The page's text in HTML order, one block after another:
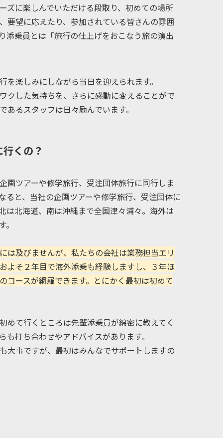
ズに楽しんでいただける段取り、初めての場所
要望に応えたり、参加されている皆さんの雰囲
添乗員とは「旅行の仕上げをおこなう旅の演出
を楽しみにしながら当日を迎えられます。
クした気持ちを、さらに感動に変えることがで
あるスタッフは日々励んでいます。
くの？
画ツアーや修学旅行、受注団体旅行に同行しま
ると、当社の企画ツアーや修学旅行、受注団体に
は北海道、南は沖縄まで全国津々浦々。海外は
は及びませんが、私たちの会社は業務担当エリ
よそ２年目で海外添乗も経験しますし、３年ほ
コースが網羅できます。とにかく最初は初めて
めて行くところは先輩添乗員が綿密に教えてく
も打ち合わせやアドバイスがあります。
大事ですが、最初はみんなでサポートしますの